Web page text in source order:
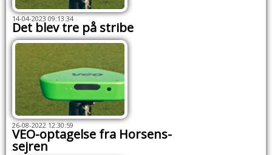
14-04-2023 09:13:34
Det blev tre på stribe
26-08-2022 12:30:59
VEO-optagelse fra Horsens-
sejren